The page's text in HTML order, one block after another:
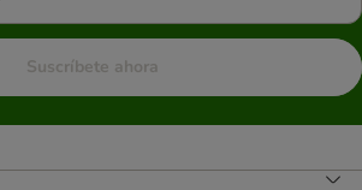
Suscríbete ahora